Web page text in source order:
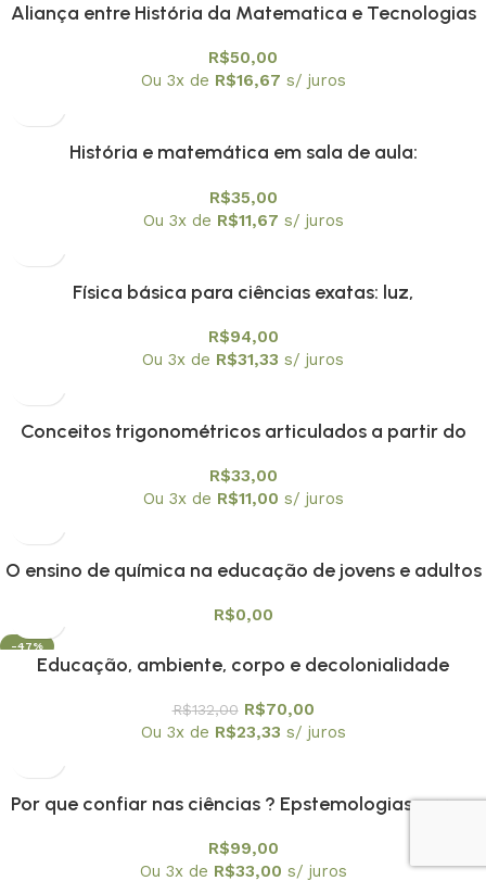
Aliança entre História da Matematica e Tecnologias
R$50,00
Ou 3x de R$16,67 s/ juros
História e matemática em sala de aula:
R$35,00
Ou 3x de R$11,67 s/ juros
Física básica para ciências exatas: luz,
R$94,00
Ou 3x de R$31,33 s/ juros
Conceitos trigonométricos articulados a partir do
historia e ensino de matamática
R$33,00
Ou 3x de R$11,00 s/ juros
O ensino de química na educação de jovens e adultos
R$0,00
-47%
Educação, ambiente, corpo e decolonialidade
R$132,00 R$70,00
Ou 3x de R$23,33 s/ juros
Por que confiar nas ciências ? Epstemologias para o
R$99,00
Ou 3x de R$33,00 s/ juros